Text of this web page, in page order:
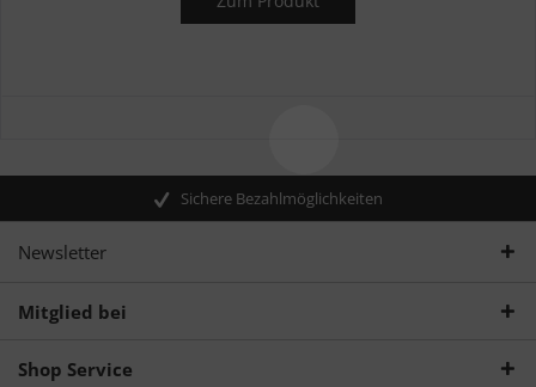
Sichere Bezahlmöglichkeiten
Newsletter
Mitglied bei
Shop Service